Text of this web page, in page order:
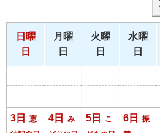
日曜
日
月曜
日
火曜
日
水曜
日
3日
憲
4日
み
5日
こ
6日
振